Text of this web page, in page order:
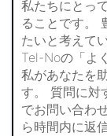
私たちにとっ
ることです。
たいと考えて
Tel-Noの「よ
私があなたを
す。 質問に対
でお問い合わ
ら時間内に返